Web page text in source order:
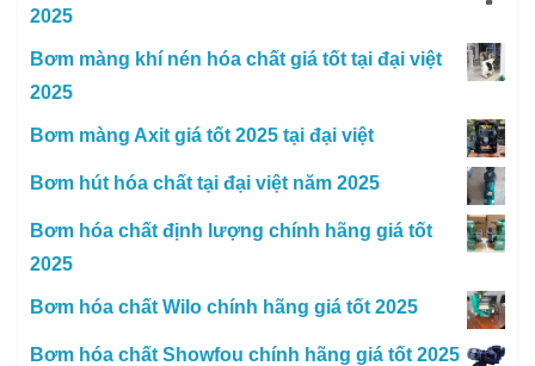
2025
Bơm màng khí nén hóa chất giá tốt tại đại việt
2025
Bơm màng Axit giá tốt 2025 tại đại việt
Bơm hút hóa chất tại đại việt năm 2025
Bơm hóa chất định lượng chính hãng giá tốt
2025
Bơm hóa chất Wilo chính hãng giá tốt 2025
Bơm hóa chất Showfou chính hãng giá tốt 2025